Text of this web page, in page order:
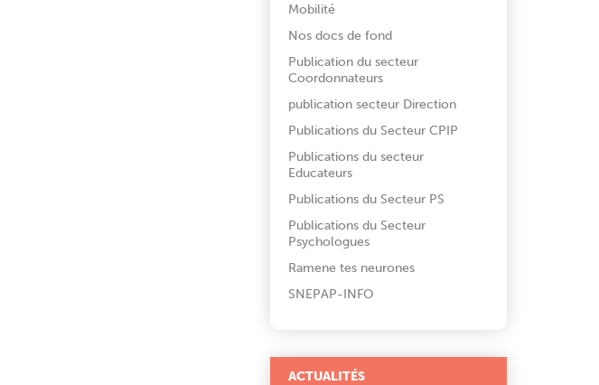
Mobilité
Nos docs de fond
Publication du secteur
Coordonnateurs
publication secteur Direction
Publications du Secteur CPIP
Publications du secteur
Educateurs
Publications du Secteur PS
Publications du Secteur
Psychologues
Ramene tes neurones
SNEPAP-INFO
ACTUALITÉS